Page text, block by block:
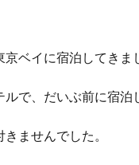
ベイに宿泊してきま
で、だいぶ前に宿泊
ませんでした。